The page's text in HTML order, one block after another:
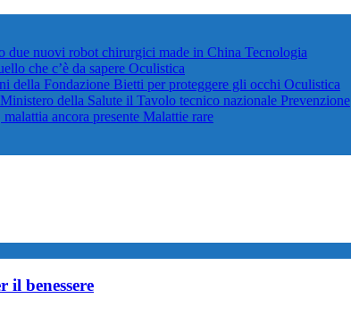
nuovi robot chirurgici made in China Tecnologia
che c’è da sapere Oculistica
della Fondazione Bietti per proteggere gli occhi Oculistica
della Salute il Tavolo tecnico nazionale Prevenzione
ancora presente Malattie rare
il benessere